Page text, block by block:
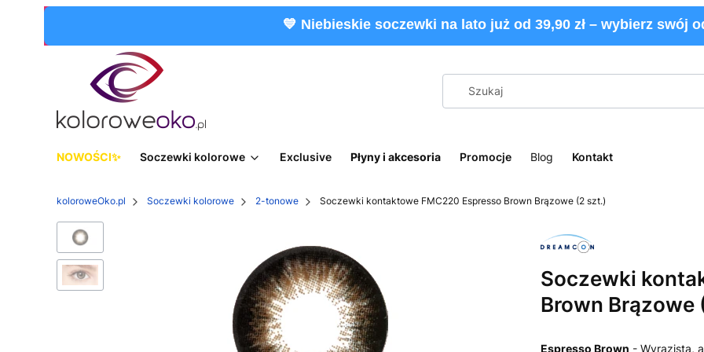
💙 Niebieskie soczewki na lato już od 39,90 zł – wybierz swój
NOWOŚCI Soczewki kolorowe Exclusive Płyny i akcesoria Promocje Blog Kontakt
koloroweOko.pl Soczewki kolorowe 2-tonowe Soczewki kontaktowe FMC220 Espresso Brown Brązowe (2 szt.)
Soczewki
Brown Brązowe
Espresso Brown - Wyrazista,